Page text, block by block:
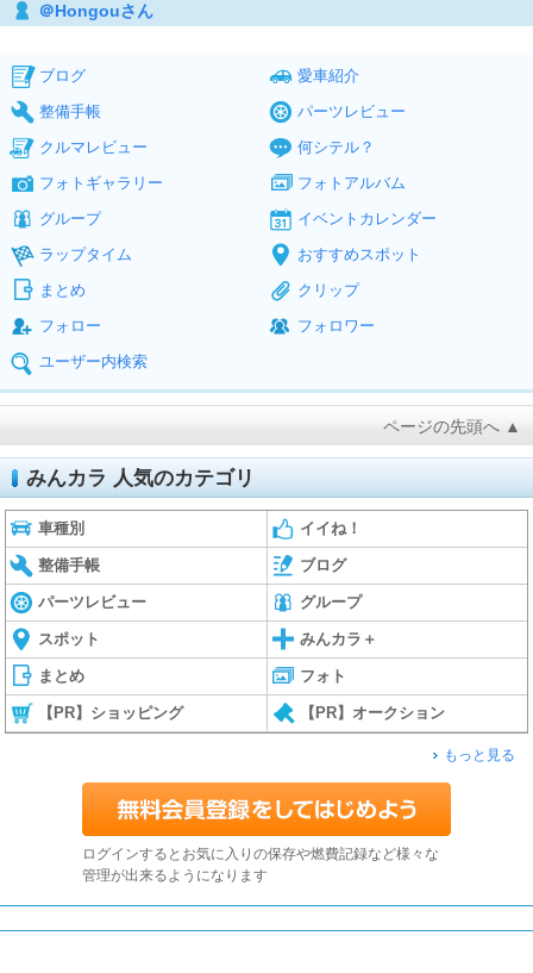
＠Hongouさん
ブログ
愛車紹介
整備手帳
パーツレビュー
クルマレビュー
何シテル？
フォトギャラリー
フォトアルバム
グループ
イベントカレンダー
ラップタイム
おすすめスポット
まとめ
クリップ
フォロー
フォロワー
ユーザー内検索
ページの先頭へ ▲
みんカラ 人気のカテゴリ
車種別 イイね！
整備手帳 ブログ
パーツレビュー グループ
スポット みんカラ＋
まとめ フォト
【PR】ショッピング 【PR】オークション
もっと見る
ログインするとお気に入りの保存や燃費記録など様々な
管理が出来るようになります